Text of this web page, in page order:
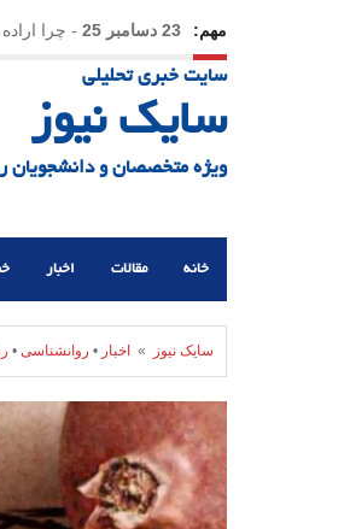
مهم: 23 دسامبر 25 - چرا
سایت خبری تحلیلی
سایک نیوز
ویژه متخصصان و دانشجویان
خانه مقالات اخبار
سایک نیوز » اخبار • روانشناسی •